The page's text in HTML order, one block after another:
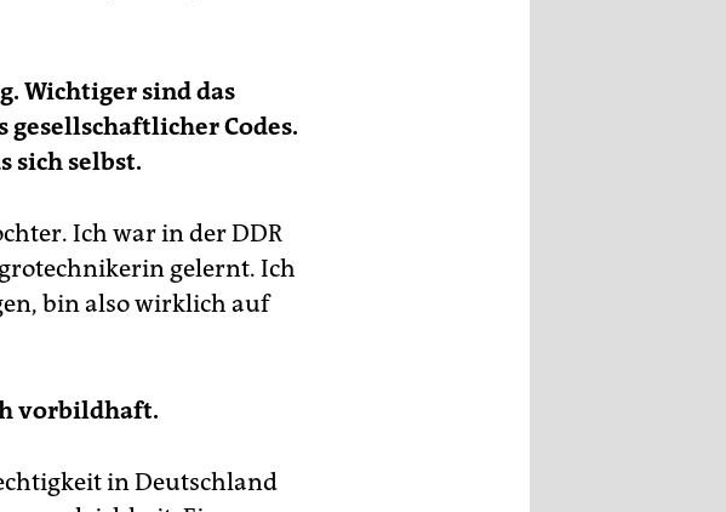
Wichtiger sind das
Codes.
sich selbst.
Ich war in der DDR
gelernt. Ich
bin also wirklich auf
vorbildhaft.
in Deutschland